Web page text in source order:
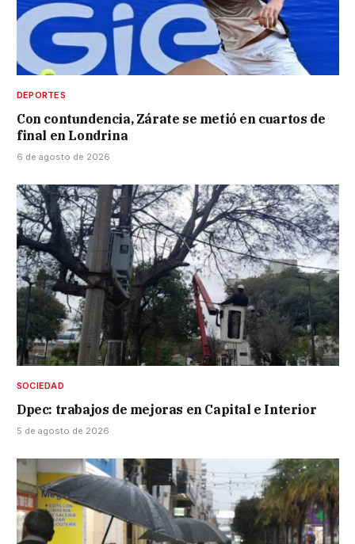
DEPORTES
Con contundencia, Zárate se metió en cuartos de
final en Londrina
6 de agosto de 2026
SOCIEDAD
Dpec: trabajos de mejoras en Capital e Interior
5 de agosto de 2026